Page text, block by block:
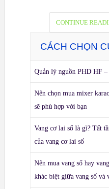
CONTINUE
CÁCH CHỌN
Quản lý nguồn PHD HF
Nên chọn mua mixer
sẽ phù hợp với bạn
Vang cơ lai số là gì? Tất
của vang cơ lai số
Nên mua vang số hay
khác biệt giữa vang số và